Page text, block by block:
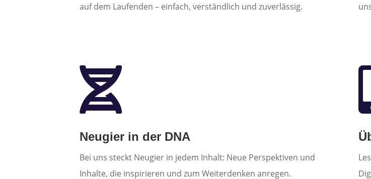
auf dem Laufenden – einfach, verständlich und zuverlässig.

Neugier in der DNA
Bei uns steckt Neugier in jedem Inhalt: Neue Perspektiven und
Inhalte, die inspirieren und zum Weiterdenken anregen.